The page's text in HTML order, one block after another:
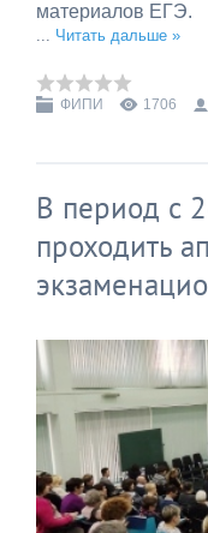
материалов ЕГЭ.
... Читать дальше »
ФИПИ 1706
В период с
проходить